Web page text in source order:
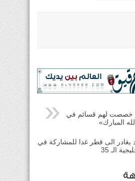
مواطنا خصصت لهم قسائم في
المبارك»
يغادر الى قطر غدا للمشاركة في
الـ 35